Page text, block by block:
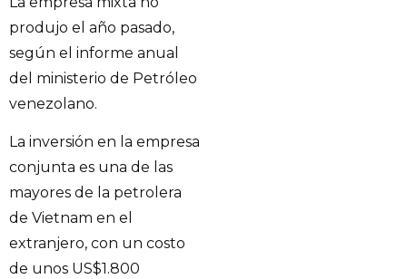
produjo el año pasado,
según el informe anual
del ministerio de Petróleo
venezolano.
La inversión en la empresa
conjunta es una de las
mayores de la petrolera
de Vietnam en el
extranjero, con un costo
de unos US$1.800